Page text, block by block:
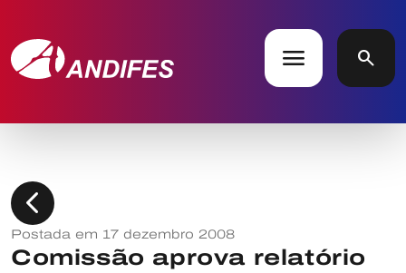
menu search
chevron_left
Postada em 17 dezembro 2008
Comissão aprova relatório